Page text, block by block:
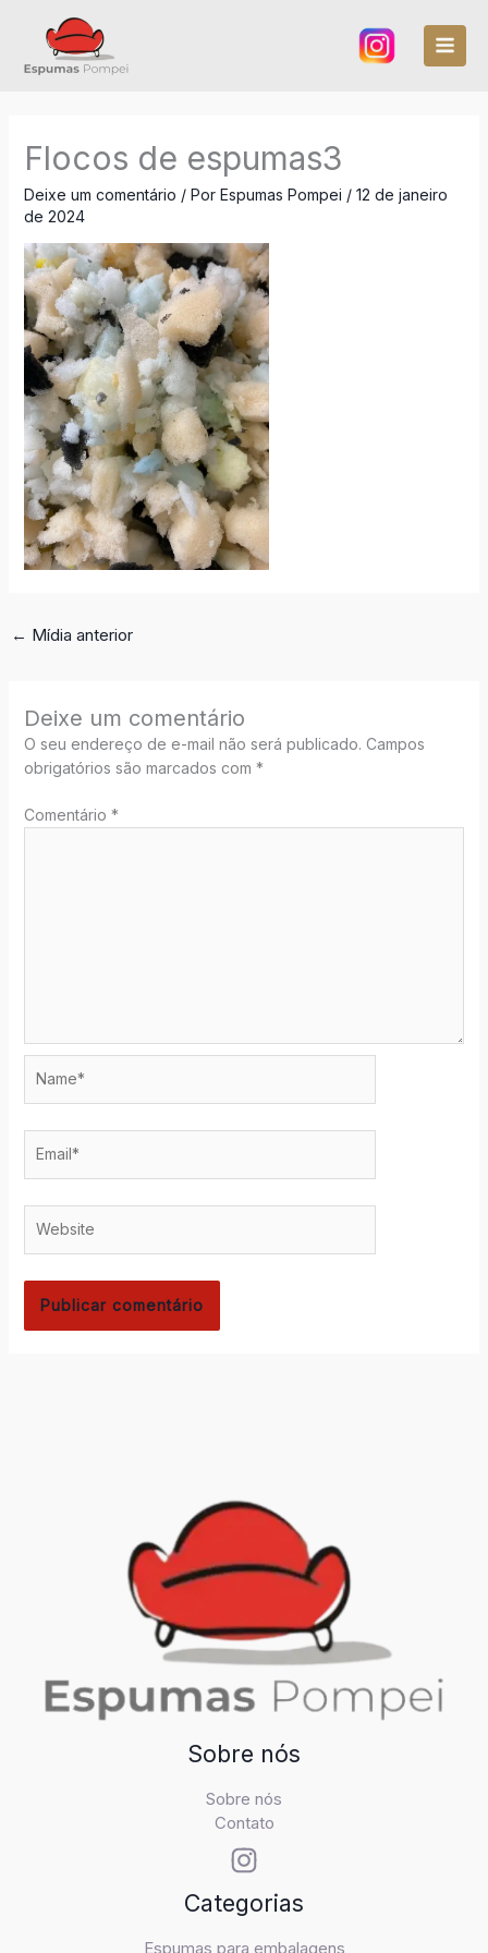
Flocos de espumas3
Deixe um comentário / Por Espumas Pompei / 12 de janeiro
de 2024
← Mídia anterior
Deixe um comentário
O seu endereço de e-mail não será publicado. Campos
obrigatórios são marcados com *
Comentário *
Sobre nós
Sobre nós
Contato
Categorias
Espumas para embalagens